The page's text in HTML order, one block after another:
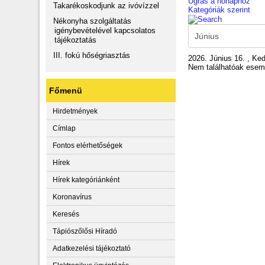
Takarékoskodjunk az ivóvízzel
Nékonyha szolgáltatás
igénybevételével kapcsolatos
tájékoztatás
III. fokú hőségriasztás
Főmenü
Hirdetmények
Címlap
Fontos elérhetőségek
Hírek
Hírek kategóriánként
Koronavírus
Keresés
Tápiószőlősi Híradó
Adatkezelési tájékoztató
Kategóriák szerint
2026. Június 16. ,
Nem találhatóak